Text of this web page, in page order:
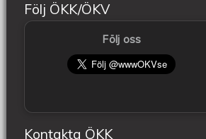
Följ ÖKK/ÖKV
Följ oss
Kontakta ÖKK